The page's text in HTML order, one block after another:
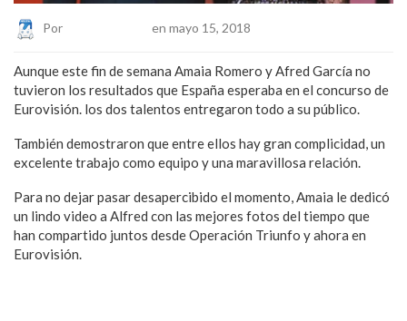
Por en mayo 15, 2018
Aunque este fin de semana Amaia Romero y Afred García no
tuvieron los resultados que España esperaba en el concurso de
Eurovisión. los dos talentos entregaron todo a su público.
También demostraron que entre ellos hay gran complicidad, un
excelente trabajo como equipo y una maravillosa relación.
Para no dejar pasar desapercibido el momento, Amaia le dedicó
un lindo video a Alfred con las mejores fotos del tiempo que
han compartido juntos desde Operación Triunfo y ahora en
Eurovisión.